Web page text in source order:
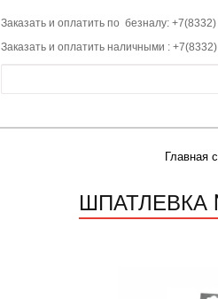
Заказать и оплатить по безналу:
Заказать и оплатить наличными : +7(8332)
Главная
ШПАТЛЕВКА